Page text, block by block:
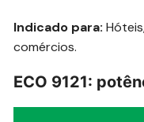
Indicado para:
comércios.
ECO 9121: